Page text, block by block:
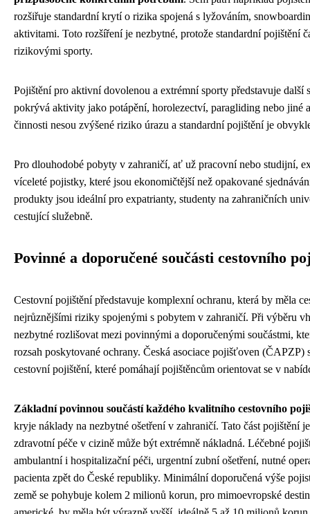
rozšiřuje standardní krytí o rizika spojená s lyžováním,
aktivitami. Toto rozšíření je nezbytné, protože standardní pojištění
rizikovými sporty.
Pojištění pro aktivní dovolenou a extrémní sporty představuje další
pokrývá aktivity jako potápění, horolezectví, paragliding nebo jiné
činnosti nesou zvýšené riziko úrazu a standardní pojištění je
Pro dlouhodobé pobyty v zahraničí, ať už pracovní nebo studijní,
víceleté pojistky, které jsou ekonomičtější než opakované
produkty jsou ideální pro expatrianty, studenty na zahraničních
cestující služebně.
Povinné a doporučené součásti cestovního
Cestovní pojištění představuje komplexní ochranu, která by měla
nejrůznějšími riziky spojenými s pobytem v zahraničí. Při výběru
nezbytné rozlišovat mezi povinnými a doporučenými součástmi,
rozsah poskytované ochrany. Česká asociace pojišťoven (ČAPZP)
cestovní pojištění, které pomáhají pojištěncům orientovat se v
Základní povinnou součástí každého kvalitního cestovního
kryje náklady na nezbytné ošetření v zahraničí. Tato část pojištění
zdravotní péče v cizině může být extrémně nákladná. Léčebné
ambulantní i hospitalizační péči, urgentní zubní ošetření, nutné
pacienta zpět do České republiky. Minimální doporučená výše
země se pohybuje kolem 2 milionů korun, pro mimoevropské